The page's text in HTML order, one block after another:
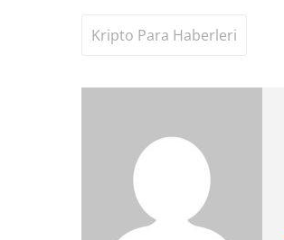
Kripto Para Haberleri